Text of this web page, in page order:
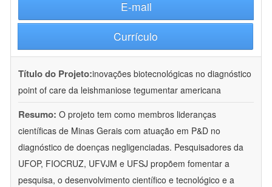
E-mail
Currículo
Título do Projeto:inovações biotecnológicas no diagnóstico
point of care da leishmaniose tegumentar americana
Resumo: O projeto tem como membros lideranças
científicas de Minas Gerais com atuação em P&D no
diagnóstico de doenças negligenciadas. Pesquisadores da
UFOP, FIOCRUZ, UFVJM e UFSJ propõem fomentar a
pesquisa, o desenvolvimento científico e tecnológico e a